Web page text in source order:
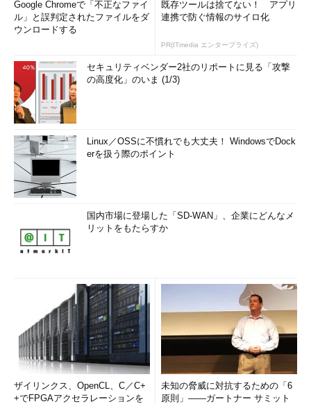
Google Chromeで「不正なファイ
ル」と誤判定されたファイルをダ
ウンロードする
既存ツールは捨てない！ アプリ
連携で防ぐ情報のサイロ化
PR(ITmedia エンタープライズ)
セキュリティベンダー2社のリポートに見る「攻撃
の高度化」のいま (1/3)
Linux／OSSに不慣れでも大丈夫！ WindowsでDock
erを扱う際のポイント
国内市場に登場した「SD-WAN」、企業にどんなメ
リットをもたらすか
ザイリンクス、OpenCL、C／C+
+でFPGAアクセラレーションを
未知の脅威に対抗するための「6
原則」――ガートナー サミット